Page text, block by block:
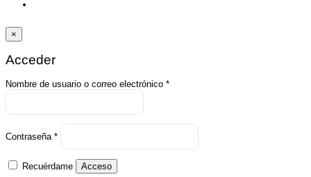
×
Acceder
Nombre de usuario o correo electrónico *Obligatorio
Contraseña *
Obligatorio
Recuérdame Acceso